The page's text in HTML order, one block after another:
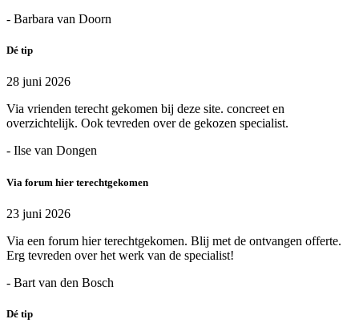
- Barbara van Doorn
Dé tip
28 juni 2026
Via vrienden terecht gekomen bij deze site. concreet en
overzichtelijk. Ook tevreden over de gekozen specialist.
- Ilse van Dongen
Via forum hier terechtgekomen
23 juni 2026
Via een forum hier terechtgekomen. Blij met de ontvangen offerte.
Erg tevreden over het werk van de specialist!
- Bart van den Bosch
Dé tip